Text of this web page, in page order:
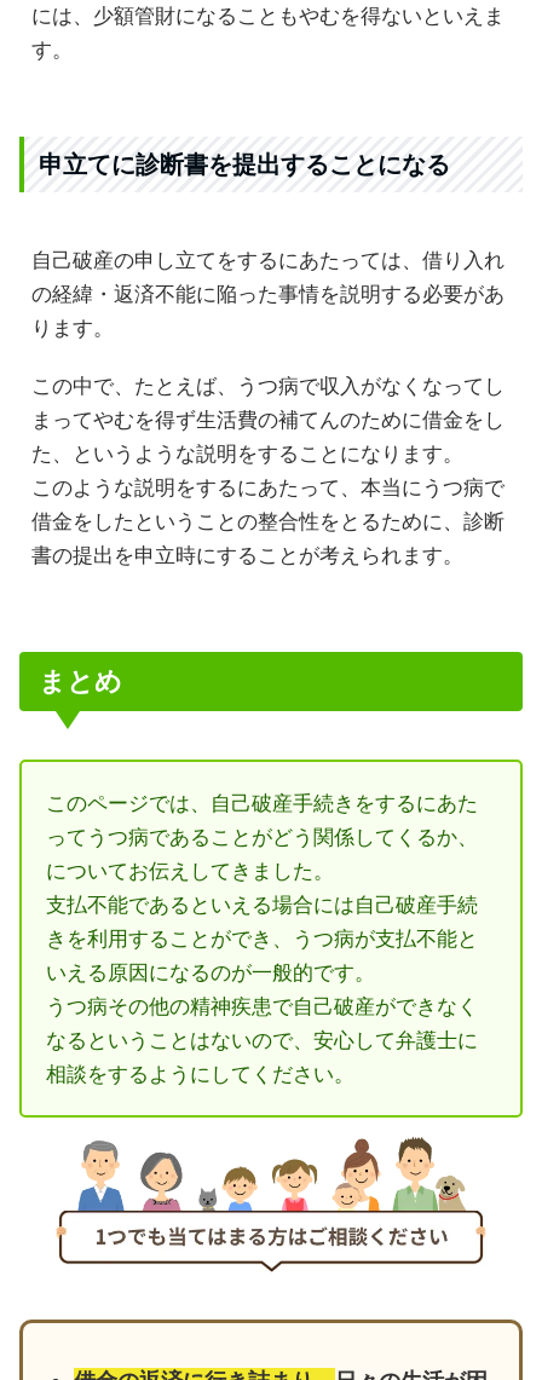
には、少額管財になることもやむを得ないといえま
す。
申立てに診断書を提出することになる
自己破産の申し立てをするにあたっては、借り入れ
の経緯・返済不能に陥った事情を説明する必要があ
ります。
この中で、たとえば、うつ病で収入がなくなってし
まってやむを得ず生活費の補てんのために借金をし
た、というような説明をすることになります。
このような説明をするにあたって、本当にうつ病で
借金をしたということの整合性をとるために、診断
書の提出を申立時にすることが考えられます。
まとめ
このページでは、自己破産手続きをするにあた
ってうつ病であることがどう関係してくるか、
についてお伝えしてきました。
支払不能であるといえる場合には自己破産手続
きを利用することができ、うつ病が支払不能と
いえる原因になるのが一般的です。
うつ病その他の精神疾患で自己破産ができなく
なるということはないので、安心して弁護士に
相談をするようにしてください。